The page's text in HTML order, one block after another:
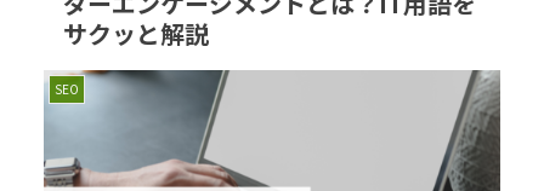
サクッと解説
SEO